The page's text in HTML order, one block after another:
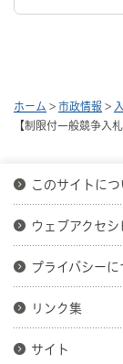
ホーム > 市政情報 >
【制限付一般競争入
このサイトにつ
ウェブアクセ
プライバシーに
リンク集
サイト